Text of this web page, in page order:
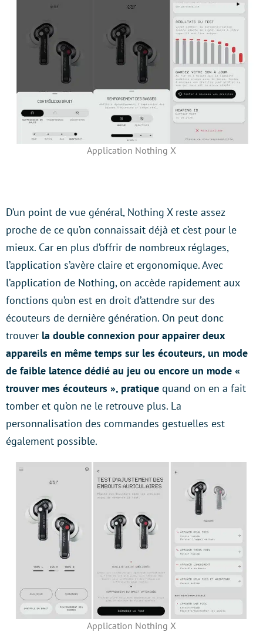
Application Nothing X
D’un point de vue général, Nothing X reste assez
proche de ce qu’on connaissait déjà et c’est pour le
mieux. Car en plus d’offrir de nombreux réglages,
l’application s’avère claire et ergonomique. Avec
l’application de Nothing, on accède rapidement aux
fonctions qu’on est en droit d’attendre sur des
écouteurs de dernière génération. On peut donc
trouver la double connexion pour appairer deux
appareils en même temps sur les écouteurs, un mode
de faible latence dédié au jeu ou encore un mode «
trouver mes écouteurs », pratique quand on en a fait
tomber et qu’on ne le retrouve plus. La
personnalisation des commandes gestuelles est
également possible.
Application Nothing X